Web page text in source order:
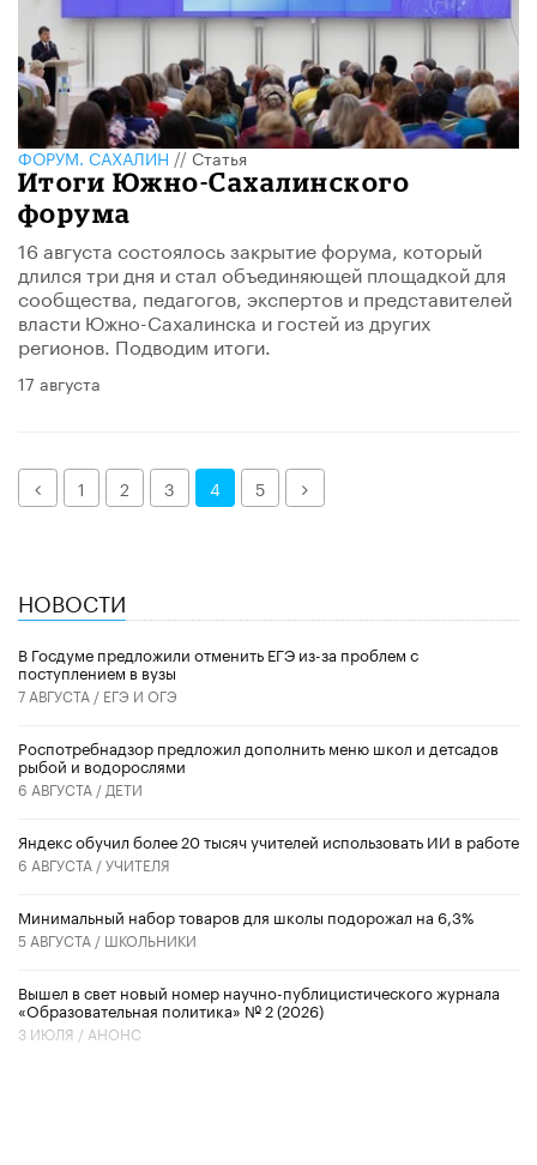
ФОРУМ. САХАЛИН//Статья
​Итоги Южно-Сахалинского
форума
16 августа состоялось закрытие форума, который
длился три дня и стал объединяющей площадкой для
сообщества, педагогов, экспертов и представителей
власти Южно-Сахалинска и гостей из других
регионов. Подводим итоги.
17 августа
Назад1 2 3 4 5 Далее
НОВОСТИ
В Госдуме предложили отменить ЕГЭ из-за проблем с
поступлением в вузы
7 АВГУСТА / ЕГЭ И ОГЭ
Роспотребнадзор предложил дополнить меню школ и детсадов
рыбой и водорослями
6 АВГУСТА / ДЕТИ
​Яндекс обучил более 20 тысяч учителей использовать ИИ в работе
6 АВГУСТА /УЧИТЕЛЯ
Минимальный набор товаров для школы подорожал на 6,3%
5 АВГУСТА / ШКОЛЬНИКИ
Вышел в свет новый номер научно-публицистического журнала
«Образовательная политика» № 2 (2026)
3 ИЮЛЯ / АНОНС